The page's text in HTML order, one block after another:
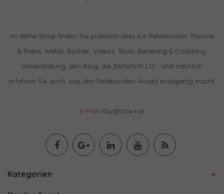
Im IBRW Shop finden Sie praktisch alles zur Relationalen Theorie
& Praxis: Artikel, Bücher, Videos, Tools, Beratung & Coaching,
Weiterbildung, den Blog, die Zeitschrift LO… Und natürlich
erfahren Sie auch, was den Relationalen Ansatz einzigartig macht.
E-Mail irbw@irbw.net
Kategorien